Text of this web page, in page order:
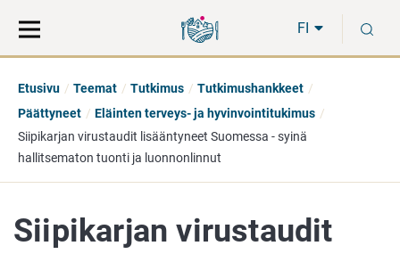
suoraan
sisältöön
koko
sivuston
FI
Etusivu Teemat Tutkimus
Tutkimushankkeet
Päättyneet
Eläinten terveys- ja hyvinvointitukimus
Siipikarjan virustaudit lisääntyneet Suomessa - syinä
hallitsematon tuonti ja luonnonlinnut
Siipikarjan virustaudit